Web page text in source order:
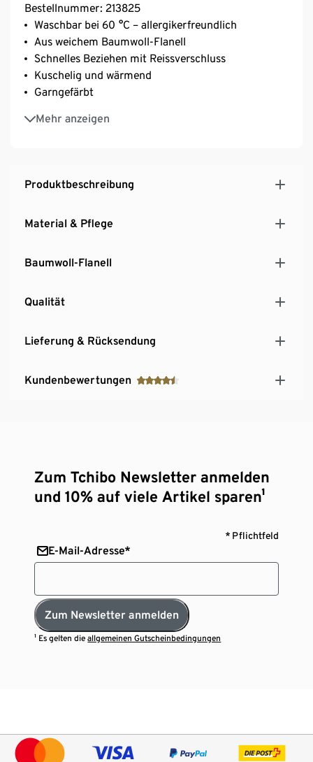
Bestellnummer: 213825
Waschbar bei 60 °C – allergikerfreundlich
Aus weichem Baumwoll-Flanell
Schnelles Beziehen mit Reissverschluss
Kuschelig und wärmend
Garngefärbt
Mehr anzeigen
Saugfähig und hautsympathisch
Produktbeschreibung
Material & Pflege
Baumwoll-Flanell
Qualität
Lieferung & Rücksendung
Kundenbewertungen
Zum Tchibo Newsletter anmelden
und 10% auf viele Artikel sparen¹
* Pflichtfeld
E-Mail-Adresse*
Zum Newsletter anmelden
¹ Es gelten dieallgemeinen Gutscheinbedingungen